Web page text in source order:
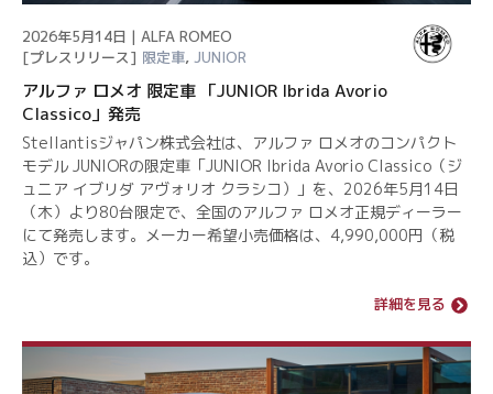
2026年5月14日 | ALFA ROMEO
[プレスリリース] 限定車, JUNIOR
アルファ ロメオ 限定車 「JUNIOR Ibrida Avorio
Classico」発売
Stellantisジャパン株式会社は、アルファ ロメオのコンパクト
モデル JUNIORの限定車「JUNIOR Ibrida Avorio Classico（ジ
ュニア イブリダ アヴォリオ クラシコ）」を、2026年5月14日
（木）より80台限定で、全国のアルファ ロメオ正規ディーラー
にて発売します。メーカー希望小売価格は、4,990,000円（税
込）です。
詳細を見る